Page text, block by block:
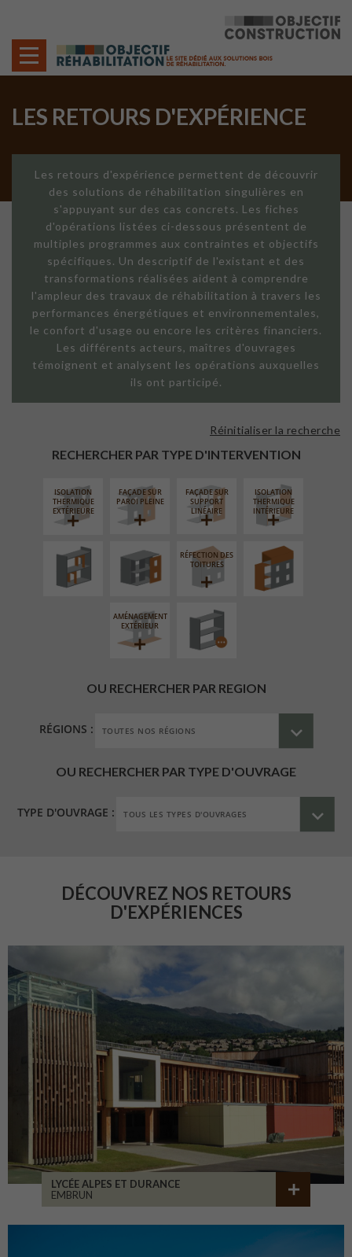
LES RETOURS D'EXPÉRIENCE
Les retours d'expérience permettent de découvrir
des solutions de réhabilitation singulières en
s'appuyant sur des cas concrets. Les fiches
d'opérations listées ci-dessous présentent de
multiples programmes aux contraintes et objectifs
spécifiques. Un descriptif de l'existant et des
transformations réalisées aident à comprendre
l'ampleur des travaux de réhabilitation à travers les
performances énergétiques et environnementales,
le confort d'usage ou encore les critères financiers.
Les différents acteurs, maîtres d'ouvrages
témoignent et analysent les opérations auxquelles
ils ont participé.
RECHERCHER PAR TYPE D'INTERVENTION
Réinitialiser la recherche
ISOLATION
THERMIQUE
EXTÉRIEURE
FAÇADE SUR
PAROI PLEINE
FAÇADE SUR
SUPPORT
LINÉAIRE
ISOLATION
THERMIQUE
INTÉRIEURE
RÉAMÉNAGEMENT
INTÉRIEUR
FERMETURE
LOGGIAS
RÉFECTION DES
TOITURES
SURÉLÉVATION
EXTENSION
AMÉNAGEMENT
EXTÉRIEUR
PROCÉDÉ
PARTICULIER
OU RECHERCHER PAR REGION
RÉGIONS :
OU RECHERCHER PAR TYPE D'OUVRAGE
TYPE D'OUVRAGE :
DÉCOUVREZ NOS RETOURS
D'EXPÉRIENCES
LYCÉE ALPES ET DURANCE
EMBRUN